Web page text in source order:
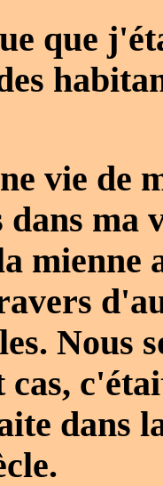
que
vie de
ma
Nous
dans